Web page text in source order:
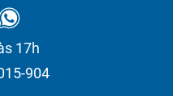
17h
904